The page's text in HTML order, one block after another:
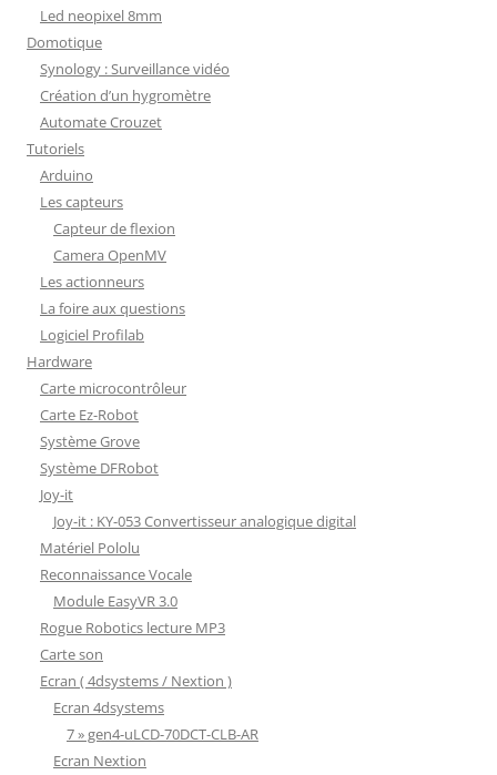
Led neopixel 8mm
Domotique
Synology : Surveillance vidéo
Création d’un hygromètre
Automate Crouzet
Tutoriels
Arduino
Les capteurs
Capteur de flexion
Camera OpenMV
Les actionneurs
La foire aux questions
Logiciel Profilab
Hardware
Carte microcontrôleur
Carte Ez-Robot
Système Grove
Système DFRobot
Joy-it
Joy-it : KY-053 Convertisseur analogique digital
Matériel Pololu
Reconnaissance Vocale
Module EasyVR 3.0
Rogue Robotics lecture MP3
Carte son
Ecran ( 4dsystems / Nextion )
Ecran 4dsystems
7 » gen4-uLCD-70DCT-CLB-AR
Ecran Nextion